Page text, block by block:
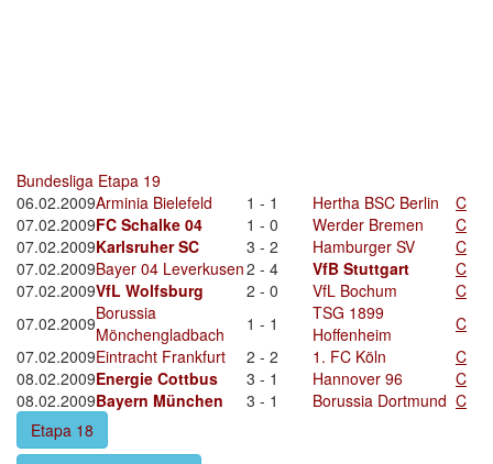
Bundesliga Etapa 19
06.02.2009Arminia Bielefeld 1 - 1 Hertha BSC Berlin
C
07.02.2009FC Schalke 04 1 - 0 Werder Bremen
C
07.02.2009Karlsruher SC 3 - 2 Hamburger SV
C
07.02.2009Bayer 04 Leverkusen2 - 4 VfB Stuttgart
C
07.02.2009VfL Wolfsburg 2 - 0 VfL Bochum
C
07.02.2009Borussia
Mönchengladbach
1 - 1
TSG 1899
Hoffenheim
C
07.02.2009Eintracht Frankfurt 2 - 2 1. FC Köln
C
08.02.2009Energie Cottbus 3 - 1 Hannover 96
C
08.02.2009Bayern München 3 - 1 Borussia Dortmund C
Etapa 18